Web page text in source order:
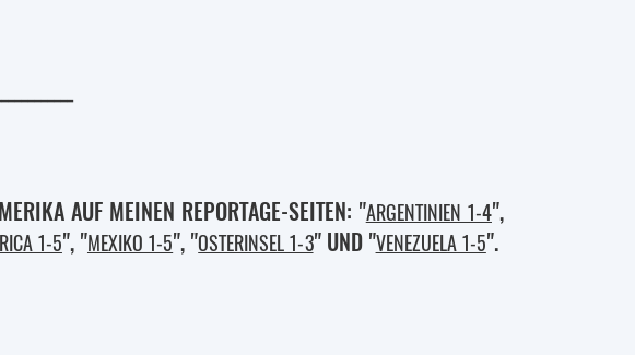
AUF MEINEN REPORTAGE-SEITEN: "ARGENTINIEN 1-4",
1-5", "MEXIKO 1-5", "OSTERINSEL 1-3" UND "VENEZUELA 1-5".